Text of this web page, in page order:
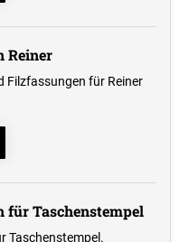
Reiner
Filzfassungen für Reiner
für Taschenstempel
Taschenstempel.